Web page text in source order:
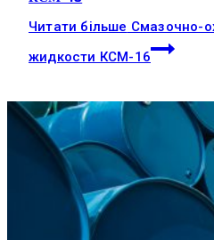
Читати більше Смазочно-
жидкости КСМ-16